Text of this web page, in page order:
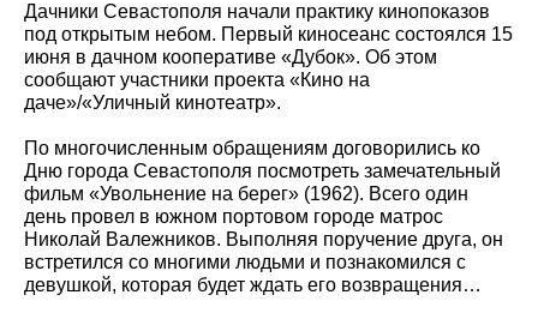
Дачники Севастополя начали практику кинопоказов
под открытым небом. Первый киносеанс состоялся 15
июня в дачном кооперативе «Дубок». Об этом
сообщают участники проекта «Кино на
даче»/«Уличный кинотеатр».
По многочисленным обращениям договорились ко
Дню города Севастополя посмотреть замечательный
фильм «Увольнение на берег» (1962). Всего один
день провел в южном портовом городе матрос
Николай Валежников. Выполняя поручение друга, он
встретился со многими людьми и познакомился с
девушкой, которая будет ждать его возвращения…